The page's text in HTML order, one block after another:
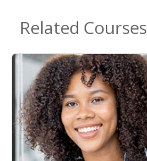
Related Courses